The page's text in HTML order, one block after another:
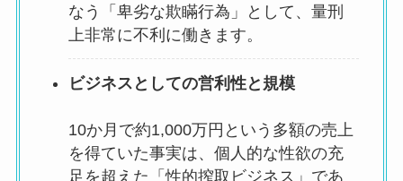
なう「卑劣な欺瞞行為」として、量刑
上非常に不利に働きます。
ビジネスとしての営利性と規模
10か月で約1,000万円という多額の売上
を得ていた事実は、個人的な性欲の充
足を超えた「性的搾取ビジネス」であ